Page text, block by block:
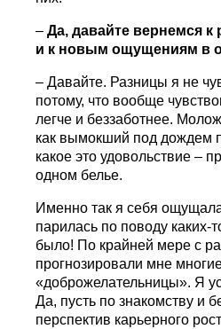
–Да, давайте вернемся к
и к новым ощущениям в
– Давайте. Разницы я не
потому, что вообще
легче и беззаботнее.
как вымокший под дождем
какое это удовольствие –
одном белье.
Именно так я себя
парилась по поводу каких-
было! По крайней мере с
прогнозировали мне
«доброжелательницы». Я
Да, пусть по знакомству и
перспектив карьерного